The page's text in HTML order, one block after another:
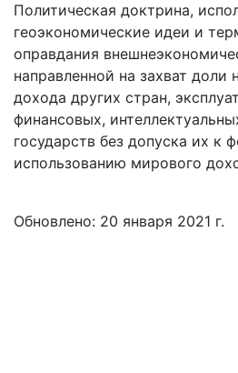
Политическая доктрина,
геоэкономические идеи и
оправдания
направленной на захват доли
дохода других стран,
финансовых,
государств без допуска их к
использованию мирового
Обновлено: 20 января 2021 г.